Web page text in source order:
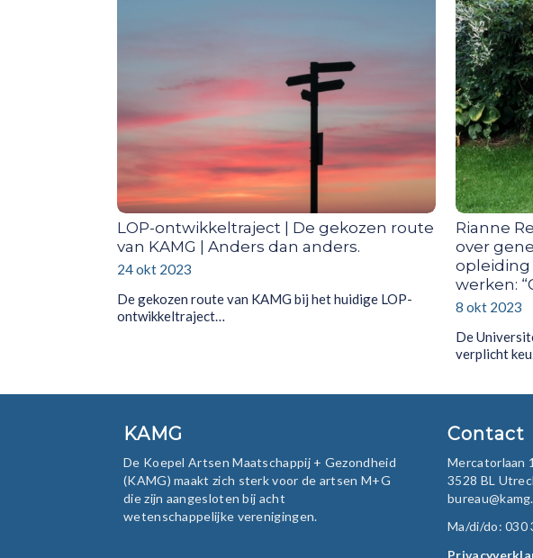
LOP-ontwikkeltraject | De gekozen route
van KAMG | Anders dan anders.
24 okt 2023
De gekozen route van KAMG bij het huidige LOP-
ontwikkeltraject…
Rianne
over
opleiding
werken:
8 okt 2023
De
verplicht
KAMG
De Koepel Artsen Maatschappij + Gezondheid
(KAMG) maakt zich sterk voor de artsen M+G
die zijn aangesloten bij acht
wetenschappelijke verenigingen.
Contact
Mercatorlaan
3528 BL
Ma/di/do: 030